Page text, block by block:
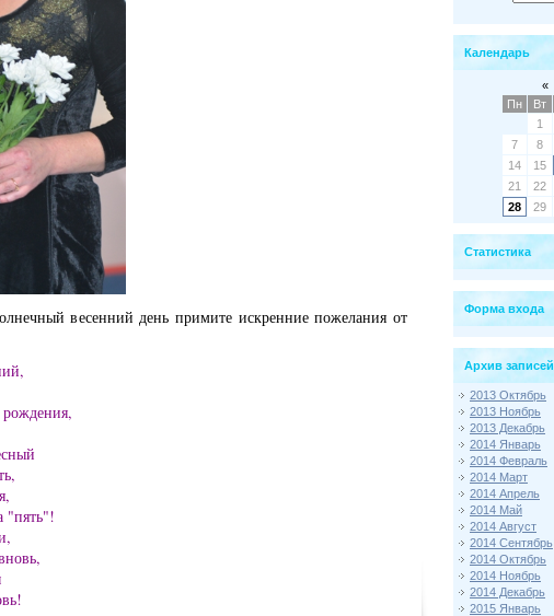
весенний день примите искренние пожелания от
"пять"!
Календарь
«
Пн
Вт
1
7
8
14
15
21
22
28
29
Статистика
Форма входа
Архив записей
2013 Октябрь
2013 Ноябрь
2013 Декабрь
2014 Январь
2014 Февраль
2014 Март
2014 Апрель
2014 Май
2014 Август
2014 Сентябрь
2014 Октябрь
2014 Ноябрь
2014 Декабрь
2015 Январь